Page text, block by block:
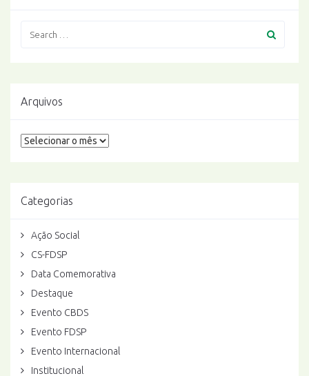
Arquivos
Arquivos
Categorias
Ação Social
CS-FDSP
Data Comemorativa
Destaque
Evento CBDS
Evento FDSP
Evento Internacional
Institucional